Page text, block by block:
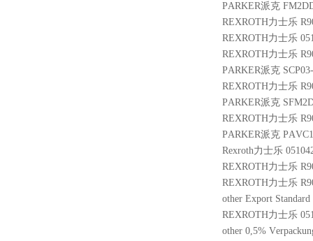
PARKER派克
REXROTH力士乐
REXROTH力士乐
REXROTH力士乐
PARKER派克
REXROTH力士乐
PARKER派克
REXROTH力士乐
PARKER派克
Rexroth力士乐
REXROTH力士乐
REXROTH力士乐
other Export
REXROTH力士乐
other 0,5%